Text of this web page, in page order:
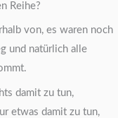
Reihe?
von, es waren noch
und natürlich alle
damit zu tun,
etwas damit zu tun,